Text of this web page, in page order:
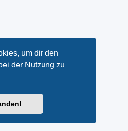
um dir den
der Nutzung zu